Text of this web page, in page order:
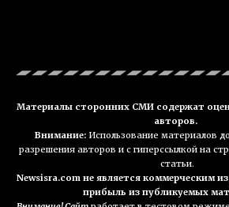
Материалы сторонних СМИ содержат
авторов.
Внимание: Использование материалов
разрешения авторов и с гиперссылкой на
статьи.
Newsisra.com не является коммерческим
прибыль из публикуемых